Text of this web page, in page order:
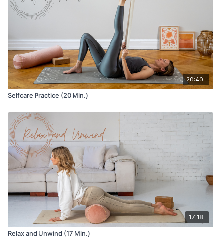
20:40
Selfcare Practice (20 Min.)
17:18
Relax and Unwind (17 Min.)